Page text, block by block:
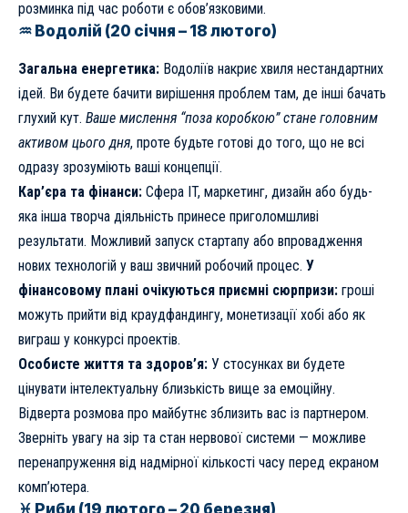
розминка під час роботи є обов’язковими.
♒ Водолій (20 січня – 18 лютого)
Загальна енергетика: Водоліїв накриє хвиля нестандартних
ідей. Ви будете бачити вирішення проблем там, де інші бачать
глухий кут. Ваше мислення “поза коробкою” стане головним
активом цього дня, проте будьте готові до того, що не всі
одразу зрозуміють ваші концепції.
Кар’єра та фінанси: Сфера IT, маркетинг, дизайн або будь-
яка інша творча діяльність принесе приголомшливі
результати. Можливий запуск стартапу або впровадження
нових технологій у ваш звичний робочий процес. У
фінансовому плані очікуються приємні сюрпризи: гроші
можуть прийти від краудфандингу, монетизації хобі або як
виграш у конкурсі проектів.
Особисте життя та здоров’я: У стосунках ви будете
цінувати інтелектуальну близькість вище за емоційну.
Відверта розмова про майбутнє зблизить вас із партнером.
Зверніть увагу на зір та стан нервової системи — можливе
перенапруження від надмірної кількості часу перед екраном
комп’ютера.
♓ Риби (19 лютого – 20 березня)